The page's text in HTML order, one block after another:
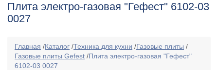
Плита электро-газовая "Гефест" 6102-03
0027
Главная /Каталог /Техника для кухни /Газовые плиты /
Газовые плиты Gefest /Плита электро-газовая "Гефест"
6102-03 0027